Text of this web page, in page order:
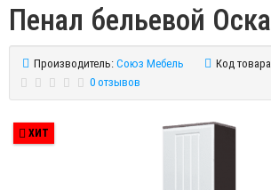
Пенал бельевой
Производитель: Союз Мебель Код
0 отзывов
ХИТ